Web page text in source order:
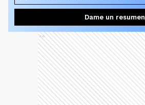
Dame un resumen
Ads